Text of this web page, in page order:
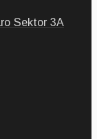
Sektor 3A